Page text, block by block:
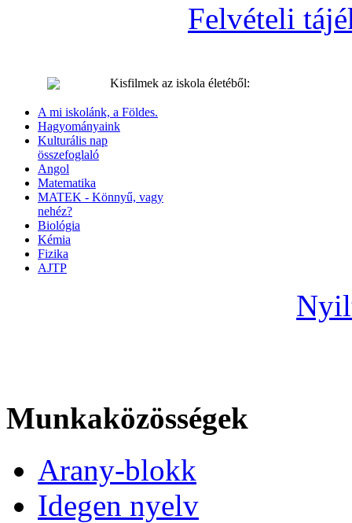
Felvételi
Kisfilmek az iskola életéből:
A mi iskolánk, a Földes.
Hagyományaink
Kulturális nap
összefoglaló
Angol
Matematika
MATEK - Könnyű, vagy
nehéz?
Biológia
Kémia
Fizika
AJTP
Munkaközösségek
Arany-blokk
Idegen nyelv